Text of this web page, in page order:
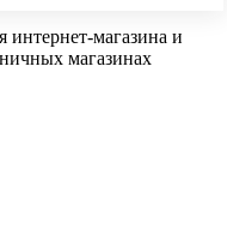
интернет-магазина и
магазинах